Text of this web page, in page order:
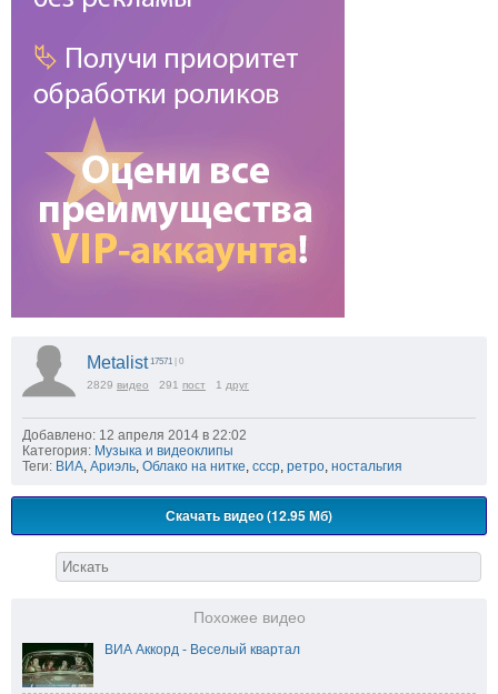
Metalist 17571 | 0
2829 видео 291 пост 1 друг
Добавлено: 12 апреля 2014 в 22:02
Категория: Музыка и видеоклипы
Теги: ВИА, Ариэль, Облако на нитке, ссср, ретро, ностальгия
Скачать видео (12.95 Мб)
Похожее видео
ВИА Аккорд - Весeлый квартал